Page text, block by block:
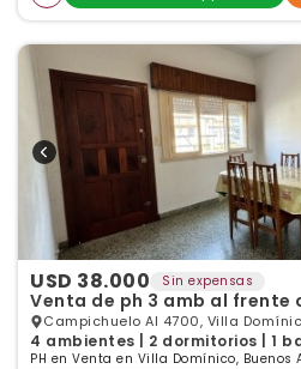
USD 38.000 Sin expensas
Venta de ph 3 amb al frente
Campichuelo Al 4700, Villa
4 ambientes | 2 dormitorios | 1
PH en Venta en Villa Domínico, Buenos